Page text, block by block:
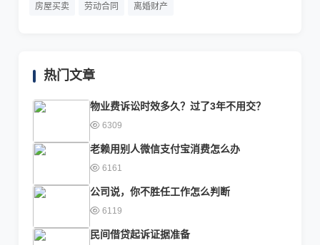
房屋买卖 劳动合同 离婚财产
热门文章
物业费诉讼时效多久？过了3年不用交？
6309
老赖用别人微信支付宝消费怎么办
6161
公司说，你不胜任工作怎么判断
6119
民间借贷起诉证据准备